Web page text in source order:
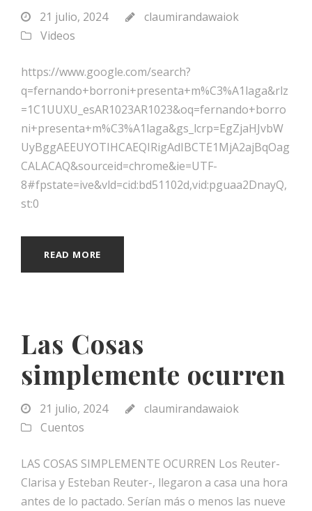
21 julio, 2024
claumirandawaiok
Videos
https://www.google.com/search?
q=fernando+borroni+presenta+m%C3%A1laga&rlz
=1C1UUXU_esAR1023AR1023&oq=fernando+borro
ni+presenta+m%C3%A1laga&gs_lcrp=EgZjaHJvbW
UyBggAEEUYOTIHCAEQIRigAdIBCTE1MjA2ajBqOag
CALACAQ&sourceid=chrome&ie=UTF-
8#fpstate=ive&vld=cid:bd51102d,vid:pguaa2DnayQ,
st:0
READ MORE
Las Cosas
simplemente ocurren
21 julio, 2024
claumirandawaiok
Cuentos
LAS COSAS SIMPLEMENTE OCURREN Los Reuter-
Clarisa y Esteban Reuter-, llegaron a casa una hora
antes de lo pactado. Serían más o menos las nueve